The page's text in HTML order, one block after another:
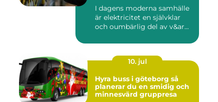
I dagens moderna samhälle
är elektricitet en självklar
och oumbärlig del av v&ar...
10. jul
Hyra buss i göteborg så
planerar du en smidig och
minnesvärd gruppresa